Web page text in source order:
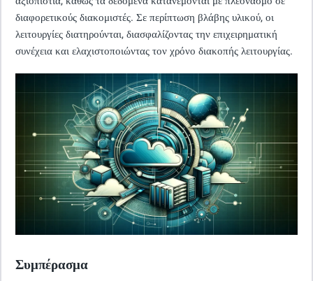
διαφορετικούς διακομιστές. Σε περίπτωση βλάβης υλικού, οι
λειτουργίες διατηρούνται, διασφαλίζοντας την επιχειρηματική
συνέχεια και ελαχιστοποιώντας τον χρόνο διακοπής λειτουργίας.
Συμπέρασμα